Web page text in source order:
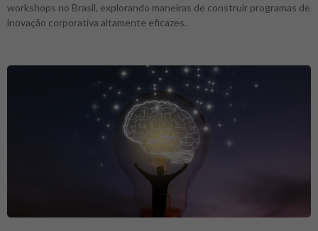
workshops no Brasil, explorando maneiras de construir programas de
inovação corporativa altamente eficazes.